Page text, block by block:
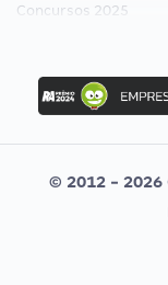
Concursos 2025
Concurso Nacional
Concurso Ibama
Concurso MPU
Editais publicados
CONCURSOS POR
© 2012 - 2026